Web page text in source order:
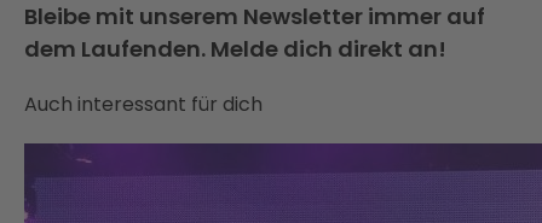
Bleibe mit unserem Newsletter immer auf
dem Laufenden. Melde dich direkt an!
Auch interessant für dich